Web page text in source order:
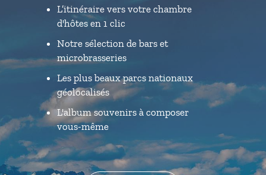
L’itinéraire vers votre chambre
d'hôtes en 1 clic
Notre sélection de bars et
microbrasseries
Les plus beaux parcs nationaux
géolocalisés
L'album souvenirs à composer
vous-même